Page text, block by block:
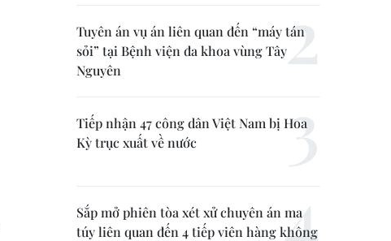
Tuyên án vụ án liên quan đến “máy tán
sỏi” tại Bệnh viện đa khoa vùng Tây
Nguyên
Tiếp nhận 47 công dân Việt Nam bị Hoa
Kỳ trục xuất về nước
Sắp mở phiên tòa xét xử chuyên án ma
túy liên quan đến 4 tiếp viên hàng không